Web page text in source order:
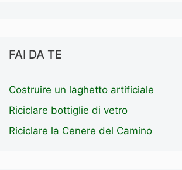
FAI DA TE
Costruire un laghetto artificiale
Riciclare bottiglie di vetro
Riciclare la Cenere del Camino